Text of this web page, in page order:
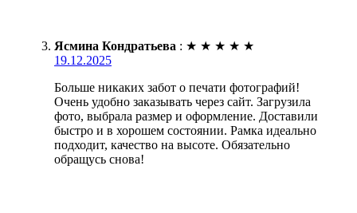
Ясмина Кондратьева : ★ ★ ★ ★ ★
19.12.2025
Больше никаких забот о печати фотографий!
Очень удобно заказывать через сайт. Загрузила
фото, выбрала размер и оформление. Доставили
быстро и в хорошем состоянии. Рамка идеально
подходит, качество на высоте. Обязательно
обращусь снова!